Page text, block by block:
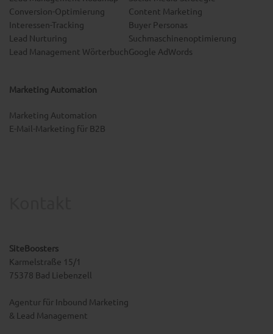
Conversion-Optimierung
Interessen-Tracking
Lead Nurturing
Lead Management Wörterbuch
Marketing Automation
Marketing Automation
E-Mail-Marketing für B2B
Content Marketing
Buyer Personas
Suchmaschinenoptimierung
Google AdWords
SiteBoosters
Karmelstraße 15/1
75378 Bad Liebenzell
Agentur für Inbound Marketing
& Lead Management